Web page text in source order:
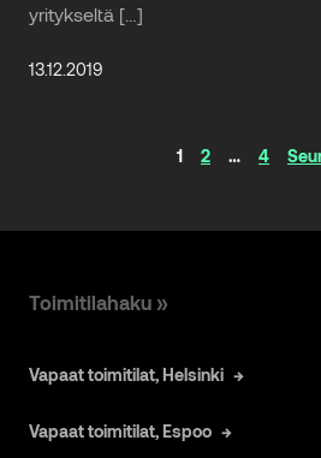
yritykseltä […]
13.12.2019
Artikkelinavigaatio
1 2 … 4
Toimitilahaku »
Vapaat toimitilat, Helsinki
Vapaat toimitilat, Espoo